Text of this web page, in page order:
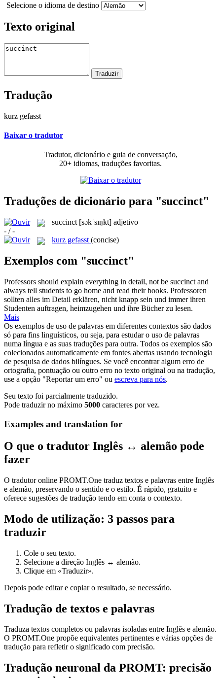
Selecione o idioma de destino
Texto original
Tradução
kurz gefasst
Baixar o tradutor
Tradutor, dicionário e guia de conversação,
20+ idiomas, traduções favoritas.
Traduções de dicionário para "succinct"
succinct [səkˈsɪŋkt] adjetivo
- / -
kurz gefasst (concise)
Exemplos com "succinct"
Professors should explain everything in detail, not be succinct and
always tell students to go home and read their books. Professoren
sollten alles im Detail erklären, nicht knapp sein und immer ihren
Studenten auftragen, heimzugehen und ihre Bücher zu lesen.
Mais
Os exemplos de uso de palavras em diferentes contextos são dados
só para fins linguísticos, ou seja, para estudar o uso de palavras
numa língua e as suas traduções para outra. Todos os exemplos são
colecionados automaticamente em fontes abertas usando tecnologia
de pesquisa de dados bilíngues. Se você encontrar algum erro de
ortografia, pontuação ou outro erro no texto original ou na tradução,
use a opção "Reportar um erro" ou escreva para nós.
Seu texto foi parcialmente traduzido.
Pode traduzir no máximo 5000 caracteres por vez.
Examples and translation for
O que o tradutor Inglês ↔ alemão pode
fazer
O tradutor online PROMT.One traduz textos e palavras entre Inglês
e alemão, preservando o sentido e o estilo. É rápido, gratuito e
oferece sugestões de tradução tendo em conta o contexto.
Modo de utilização: 3 passos para
traduzir
Cole o seu texto.
Selecione a direção Inglês ↔ alemão.
Clique em «Traduzir».
Depois pode editar e copiar o resultado, se necessário.
Tradução de textos e palavras
Traduza textos completos ou palavras isoladas entre Inglês e alemão.
O PROMT.One propõe equivalentes pertinentes e várias opções de
tradução para refletir o significado com precisão.
Tradução neuronal da PROMT: precisão